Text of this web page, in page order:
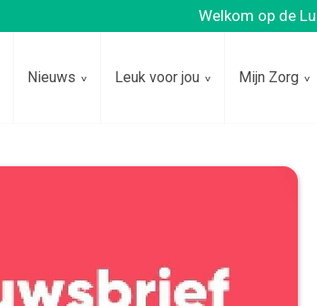
Welkom op de
Nieuws Leuk voor jou Mijn Zorg